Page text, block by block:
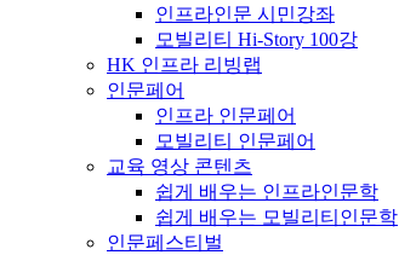
인프라인문 시민강좌
모빌리티 Hi-Story 100강
HK 인프라 리빙랩
인문페어
인프라 인문페어
모빌리티 인문페어
교육 영상 콘텐츠
쉽게 배우는 인프라인문학
쉽게 배우는 모빌리티인문학
인문페스티벌